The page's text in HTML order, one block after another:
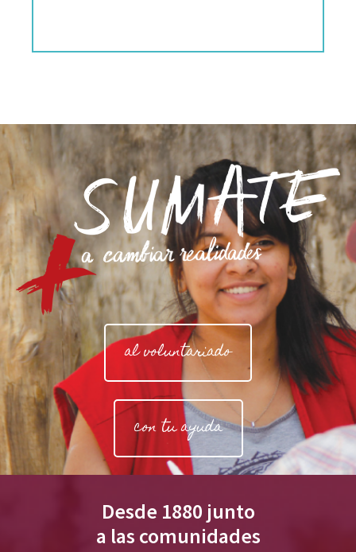
al voluntariado
con tu ayuda
Desde 1880 junto
a las comunidades